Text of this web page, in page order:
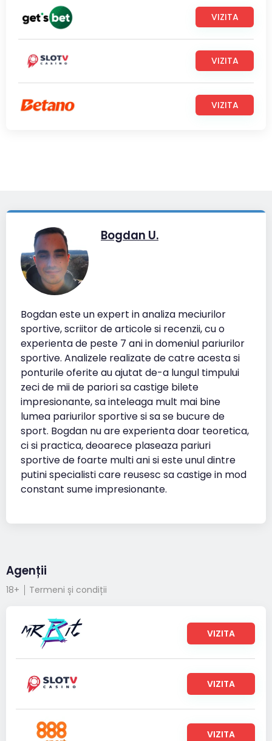
VIZITA
VIZITA
VIZITA
Bogdan U.
Bogdan este un expert in analiza meciurilor
sportive, scriitor de articole si recenzii, cu o
experienta de peste 7 ani in domeniul pariurilor
sportive. Analizele realizate de catre acesta si
ponturile oferite au ajutat de-a lungul timpului
zeci de mii de pariori sa castige bilete
impresionante, sa inteleaga mult mai bine
lumea pariurilor sportive si sa se bucure de
sport. Bogdan nu are experienta doar teoretica,
ci si practica, deoarece plaseaza pariuri
sportive de foarte multi ani si este unul dintre
putini specialisti care reusesc sa castige in mod
constant sume impresionante.
Agenții
18+ Termeni și condiții
VIZITA
VIZITA
VIZITA